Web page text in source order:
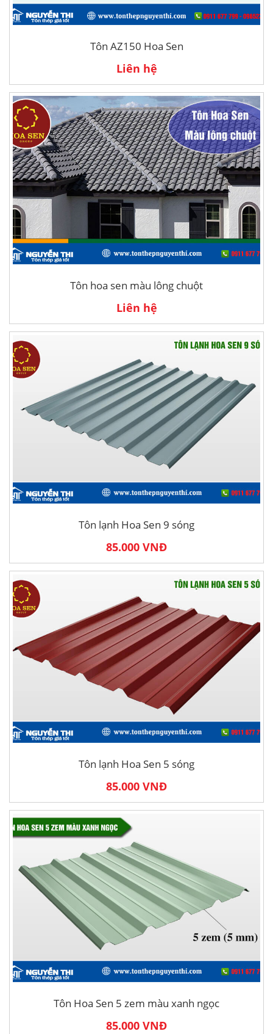
Tôn AZ150 Hoa Sen
Liên hệ
Tôn hoa sen màu lông chuột
Liên hệ
Tôn lạnh Hoa Sen 9 sóng
85.000 VNĐ
Tôn lạnh Hoa Sen 5 sóng
85.000 VNĐ
Tôn Hoa Sen 5 zem màu xanh ngọc
85.000 VNĐ